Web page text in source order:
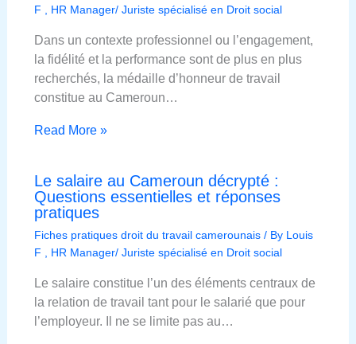
F , HR Manager/ Juriste spécialisé en Droit social
Dans un contexte professionnel ou l’engagement,
la fidélité et la performance sont de plus en plus
recherchés, la médaille d’honneur de travail
constitue au Cameroun…
Read More »
Le salaire au Cameroun décrypté :
Questions essentielles et réponses
pratiques
Fiches pratiques droit du travail camerounais/ By Louis
F , HR Manager/ Juriste spécialisé en Droit social
Le salaire constitue l’un des éléments centraux de
la relation de travail tant pour le salarié que pour
l’employeur. Il ne se limite pas au…